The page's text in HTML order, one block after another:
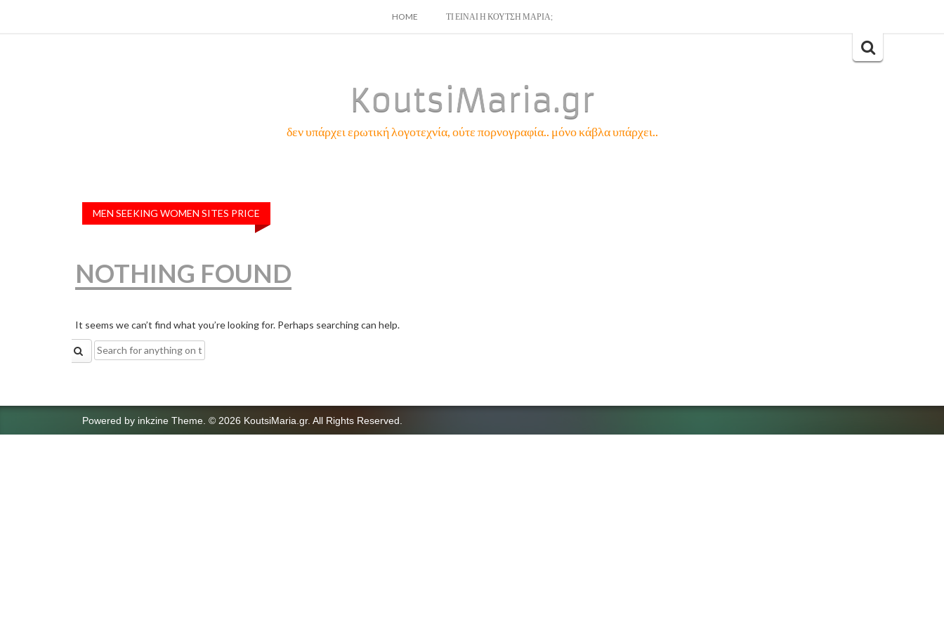
SKIP
HOME ΤΙ ΕΙΝΑΙ Η ΚΟΥΤΣΗ ΜΑΡΙΑ;
Search
KoutsiMaria.gr
δεν υπάρχει ερωτική λογοτεχνία, ούτε πορνογραφία.. μόνο κάβλα υπάρχει..
MEN SEEKING WOMEN SITES PRICE
NOTHING FOUND
It seems we can’t find what you’re looking for. Perhaps searching can help.
Search
for:
Powered by inkzine Theme © 2026 KoutsiMaria.gr. All Rights Reserved.